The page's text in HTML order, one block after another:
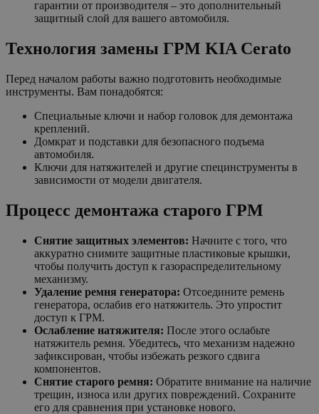
гарантии от производителя – это дополнительный
защитный слой для вашего автомобиля.
Технология замены ГРМ KIA Cerato
Перед началом работы важно подготовить необходимые
инструменты. Вам понадобятся:
Специальные ключи и набор головок для демонтажа
креплений.
Домкрат и подставки для безопасного подъема
автомобиля.
Ключи для натяжителей и другие специнструменты в
зависимости от модели двигателя.
Процесс демонтажа старого ГРМ
Снятие защитных элементов: Начните с того, что
аккуратно снимите защитные пластиковые крышки,
чтобы получить доступ к газораспределительному
механизму.
Удаление ремня генератора: Отсоедините ремень
генератора, ослабив его натяжитель. Это упростит
доступ к ГРМ.
Ослабление натяжителя: После этого ослабьте
натяжитель ремня. Убедитесь, что механизм надежно
зафиксирован, чтобы избежать резкого сдвига
компонентов.
Снятие старого ремня: Обратите внимание на наличие
трещин, износа или других повреждений. Сохраните
его для сравнения при установке нового.